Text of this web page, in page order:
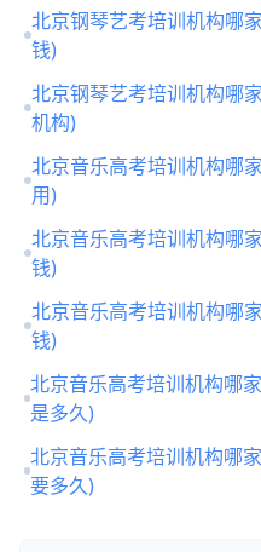
北京钢琴艺考培训机构哪
钱)
北京钢琴艺考培训机构哪
机构)
北京音乐高考培训机构哪
用)
北京音乐高考培训机构哪
钱)
北京音乐高考培训机构哪
钱)
北京音乐高考培训机构哪
是多久)
北京音乐高考培训机构哪
要多久)